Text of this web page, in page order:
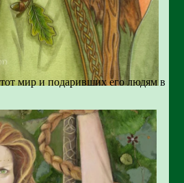
мир и подаривших его людям в